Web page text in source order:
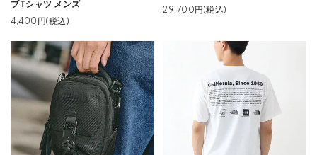
ブTシャツ メンズ
4,400円(税込)
29,700円(税込)